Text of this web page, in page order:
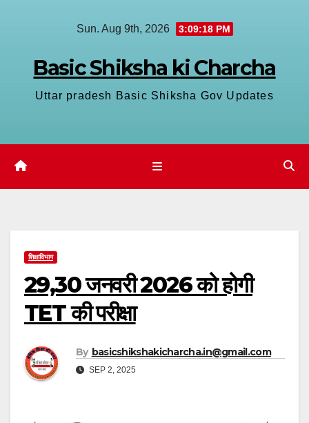
Sun. Aug 9th, 2026 3:09:19 PM
Basic Shiksha ki Charcha
Uttar pradesh Basic Shiksha Gov Updates
शिक्षाविभाग
29,30 जनवरी 2026 को होगी
TET की परीक्षा
By basicshikshakicharcha.in@gmail.com
SEP 2, 2025